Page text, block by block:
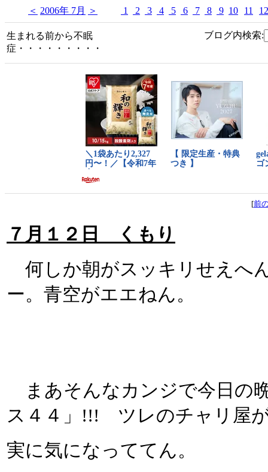
＜ 2006年 7月 ＞ 1 2 3 4 5 6 7 8 9 10 11 12
生まれる前から不眠
症・・・・・・・・・
ブログ内検索:
[前
７月１２日 くもり
何しか朝がスッキリせえへ
ー。青空がエエねん。
まあそんなカンジで今日の
ス４４」!!! ツレのチャリ屋
実に気になっててん。